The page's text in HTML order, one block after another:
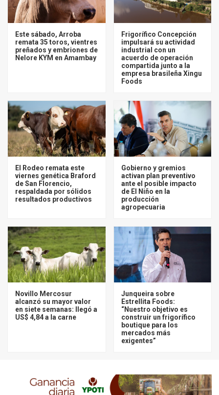
Este sábado, Arroba
remata 35 toros, vientres
preñados y embriones de
Nelore KYM en Amambay
Frigorífico Concepción
impulsará su actividad
industrial con un
acuerdo de operación
compartida junto a la
empresa brasileña Xingu
Foods
El Rodeo remata este
viernes genética Braford
de San Florencio,
respaldada por sólidos
resultados productivos
Gobierno y gremios
activan plan preventivo
ante el posible impacto
de El Niño en la
producción
agropecuaria
Novillo Mercosur
alcanzó su mayor valor
en siete semanas: llegó a
US$ 4,84 a la carne
Junqueira sobre
Estrellita Foods:
“Nuestro objetivo es
construir un frigorífico
boutique para los
mercados más
exigentes”